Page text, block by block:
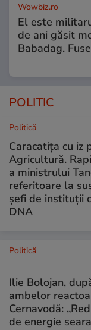
Wowbiz.ro
El este
de ani găsit
Babadag.
POLITIC
Politică
Caracatița cu iz
Agricultură.
a ministrului
referitoare la
șefi de instituții
DNA
Politică
Ilie Bolojan,
ambelor
Cernavodă:
de energie